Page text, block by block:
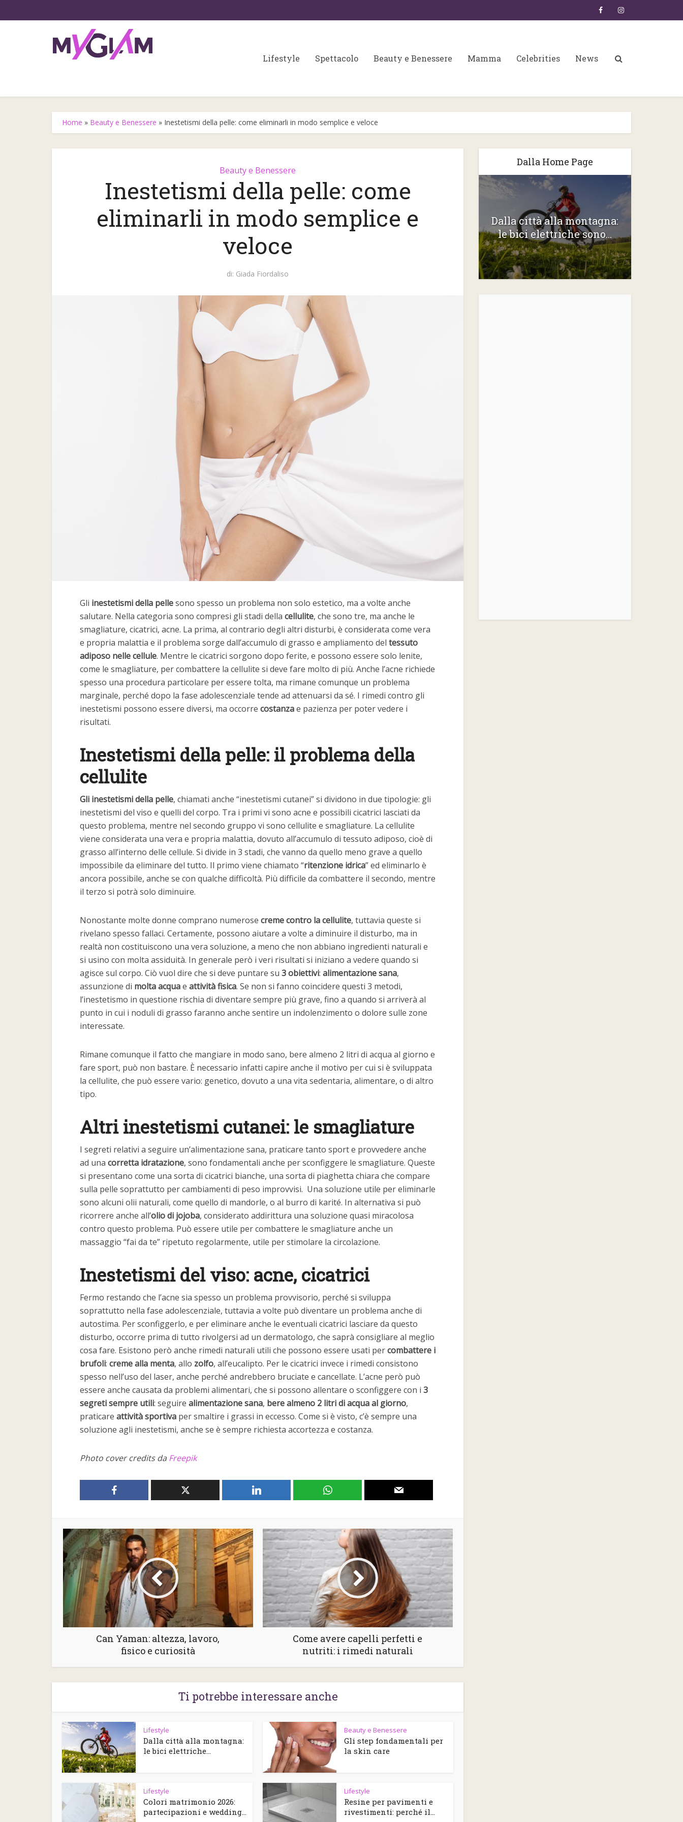
Lifestyle Spettacolo Beauty e Benessere Mamma Celebrities News
Home » Beauty e Benessere » Inestetismi della pelle: come eliminarli in modo semplice e veloce
Beauty e Benessere
Inestetismi della pelle: come
eliminarli in modo semplice e
veloce
di: Giada Fiordaliso
Gli inestetismi della pellesono spesso un problema non solo estetico, ma a volte anche
salutare. Nella categoria sono compresi gli stadi della cellulite, che sono tre, ma anche le
smagliature, cicatrici, acne. La prima, al contrario degli altri disturbi, è considerata come vera
e propria malattia e il problema sorge dall’accumulo di grasso e ampliamento del tessuto
adiposo nelle cellule. Mentre le cicatrici sorgono dopo ferite, e possono essere solo lenite,
come le smagliature, per combattere la cellulite si deve fare molto di più. Anche l’acne richiede
spesso una procedura particolare per essere tolta, ma rimane comunque un problema
marginale, perché dopo la fase adolescenziale tende ad attenuarsi da sé. I rimedi contro gli
inestetismi possono essere diversi, ma occorre costanzae pazienza per poter vedere i
risultati.
Inestetismi della pelle: il problema della
cellulite
Gli inestetismi della pelle, chiamati anche “inestetismi cutanei” si dividono in due tipologie: gli
inestetismi del viso e quelli del corpo. Tra i primi vi sono acne e possibili cicatrici lasciati da
questo problema, mentre nel secondo gruppo vi sono cellulite e smagliature. La cellulite
viene considerata una vera e propria malattia, dovuto all’accumulo di tessuto adiposo, cioè di
grasso all’interno delle cellule. Si divide in 3 stadi, che vanno da quello meno grave a quello
impossibile da eliminare del tutto. Il primo viene chiamato “ritenzione idrica” ed eliminarlo è
ancora possibile, anche se con qualche difficoltà. Più difficile da combattere il secondo, mentre
il terzo si potrà solo diminuire.
Nonostante molte donne comprano numerose creme contro la cellulite, tuttavia queste si
rivelano spesso fallaci. Certamente, possono aiutare a volte a diminuire il disturbo, ma in
realtà non costituiscono una vera soluzione, a meno che non abbiano ingredienti naturali e
si usino con molta assiduità. In generale però i veri risultati si iniziano a vedere quando si
agisce sul corpo. Ciò vuol dire che si deve puntare su 3 obiettivi: alimentazione sana,
assunzione di molta acquae attività fisica. Se non si fanno coincidere questi 3 metodi,
l’inestetismo in questione rischia di diventare sempre più grave, fino a quando si arriverà al
punto in cui i noduli di grasso faranno anche sentire un indolenzimento o dolore sulle zone
interessate.
Rimane comunque il fatto che mangiare in modo sano, bere almeno 2 litri di acqua al giorno e
fare sport, può non bastare. È necessario infatti capire anche il motivo per cui si è sviluppata
la cellulite, che può essere vario: genetico, dovuto a una vita sedentaria, alimentare, o di altro
tipo.
Altri inestetismi cutanei: le smagliature
I segreti relativi a seguire un’alimentazione sana, praticare tanto sport e provvedere anche
ad una corretta idratazione, sono fondamentali anche per sconfiggere le smagliature. Queste
si presentano come una sorta di cicatrici bianche, una sorta di piaghetta chiara che compare
sulla pelle soprattutto per cambiamenti di peso improvvisi. Una soluzione utile per eliminarle
sono alcuni olii naturali, come quello di mandorle, o al burro di karité. In alternativa si può
ricorrere anche all’olio di jojoba, considerato addirittura una soluzione quasi miracolosa
contro questo problema. Può essere utile per combattere le smagliature anche un
massaggio “fai da te” ripetuto regolarmente, utile per stimolare la circolazione.
Inestetismi del viso: acne, cicatrici
Fermo restando che l’acne sia spesso un problema provvisorio, perché si sviluppa
soprattutto nella fase adolescenziale, tuttavia a volte può diventare un problema anche di
autostima. Per sconfiggerlo, e per eliminare anche le eventuali cicatrici lasciare da questo
disturbo, occorre prima di tutto rivolgersi ad un dermatologo, che saprà consigliare al meglio
cosa fare. Esistono però anche rimedi naturali utili che possono essere usati percombattere i
brufoli: creme alla menta, allo zolfo, all’eucalipto. Per le cicatrici invece i rimedi consistono
spesso nell’uso del laser, anche perché andrebbero bruciate e cancellate. L’acne però può
essere anche causata da problemi alimentari, che si possono allentare o sconfiggere con i 3
segreti sempre utili: seguire alimentazione sana, bere almeno 2 litri di acqua al giorno,
praticare attività sportiva per smaltire i grassi in eccesso. Come si è visto, c’è sempre una
soluzione agli inestetismi, anche se è sempre richiesta accortezza e costanza.
Photo cover credits da Freepik
Can Yaman: altezza, lavoro,
fisico e curiosità
Come avere capelli perfetti e
nutriti: i rimedi naturali
Ti potrebbe interessare anche
Lifestyle
Dalla città alla montagna:
le bici elettriche...
Beauty e Benessere
Gli step fondamentali per
la skin care
Lifestyle
Colori matrimonio 2026:
partecipazioni e wedding...
Lifestyle
Resine per pavimenti e
rivestimenti: perché il...
Dalla Home Page
Gli step fondamentali per
la skin care
Colori matrimonio 2026:
partecipazioni e
wedding...
Dalla città alla montagna:
le bici elettriche sono...